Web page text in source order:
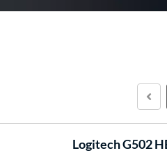
LogitechG502